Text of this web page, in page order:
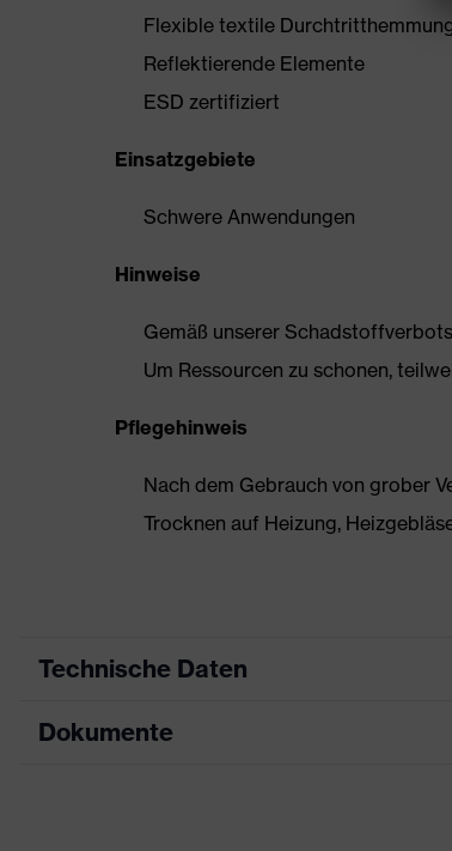
Flexible textile
Reflektierende Elemente
ESD zertifiziert
Einsatzgebiete
Schwere Anwendungen
Hinweise
Gemäß unserer
Um Ressourcen zu schonen,
Pflegehinweis
Nach dem Gebrauch von grober
Trocknen auf Heizung,
Technische Daten
Produktart
Dokumente